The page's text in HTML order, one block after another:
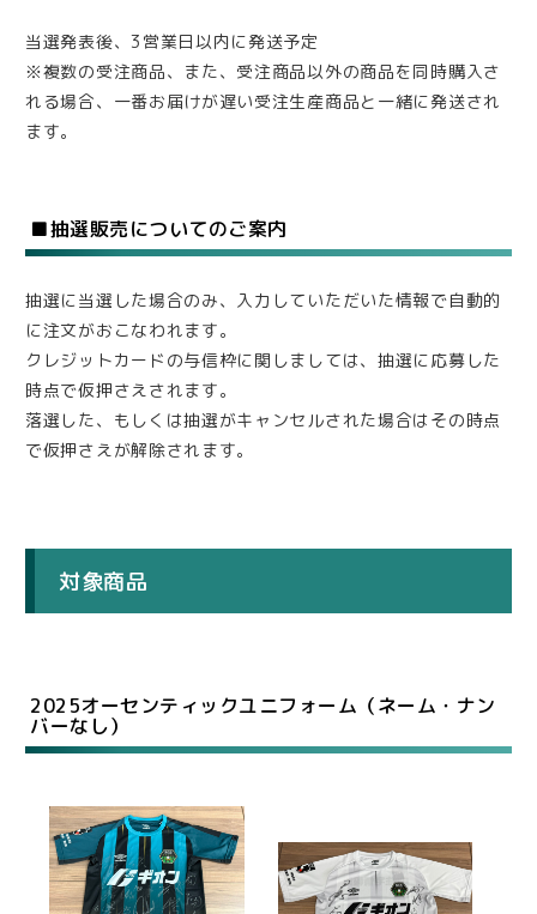
当選発表後、3営業日以内に発送予定
※複数の受注商品、また、受注商品以外の商品を同時購入さ
れる場合、一番お届けが遅い受注生産商品と一緒に発送され
ます。
■抽選販売についてのご案内
抽選に当選した場合のみ、入力していただいた情報で自動的
に注文がおこなわれます。
クレジットカードの与信枠に関しましては、抽選に応募した
時点で仮押さえされます。
落選した、もしくは抽選がキャンセルされた場合はその時点
で仮押さえが解除されます。
対象商品
2025オーセンティックユニフォーム（ネーム・ナン
バーなし）